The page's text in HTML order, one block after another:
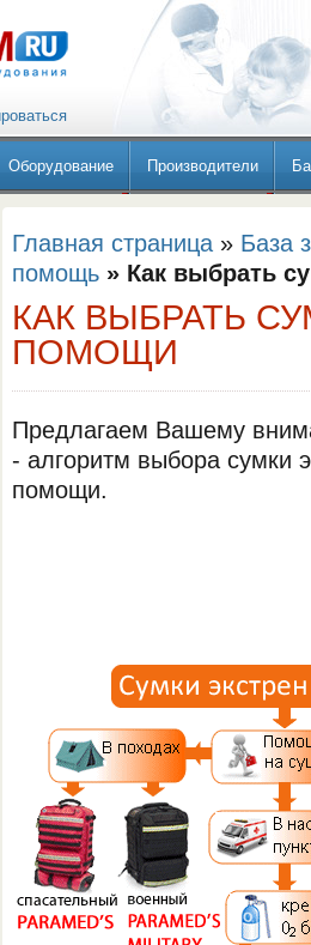
Оборудование Производители
Главная страница » База
помощь » Как выбрать
КАК ВЫБРАТЬ
ПОМОЩИ
Предлагаем Вашему
- алгоритм выбора сумки
помощи.